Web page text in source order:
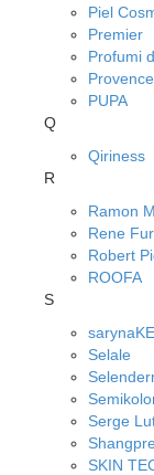
Piel
Premier
Profumi
PUPA
Q
Qiriness
R
Ramon
Rene
Robert
ROOFA
S
Selale
Serge
SKIN